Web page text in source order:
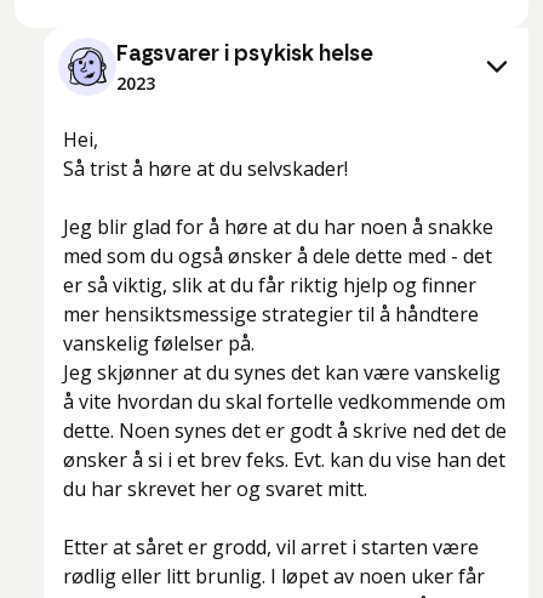
Fagsvarer i psykisk helse
2023
Hei,
Så trist å høre at du selvskader!
Jeg blir glad for å høre at du har noen å snakke
med som du også ønsker å dele dette med - det
er så viktig, slik at du får riktig hjelp og finner
mer hensiktsmessige strategier til å håndtere
vanskelig følelser på.
Jeg skjønner at du synes det kan være vanskelig
å vite hvordan du skal fortelle vedkommende om
dette. Noen synes det er godt å skrive ned det de
ønsker å si i et brev feks. Evt. kan du vise han det
du har skrevet her og svaret mitt.
Etter at såret er grodd, vil arret i starten være
rødlig eller litt brunlig. I løpet av noen uker får